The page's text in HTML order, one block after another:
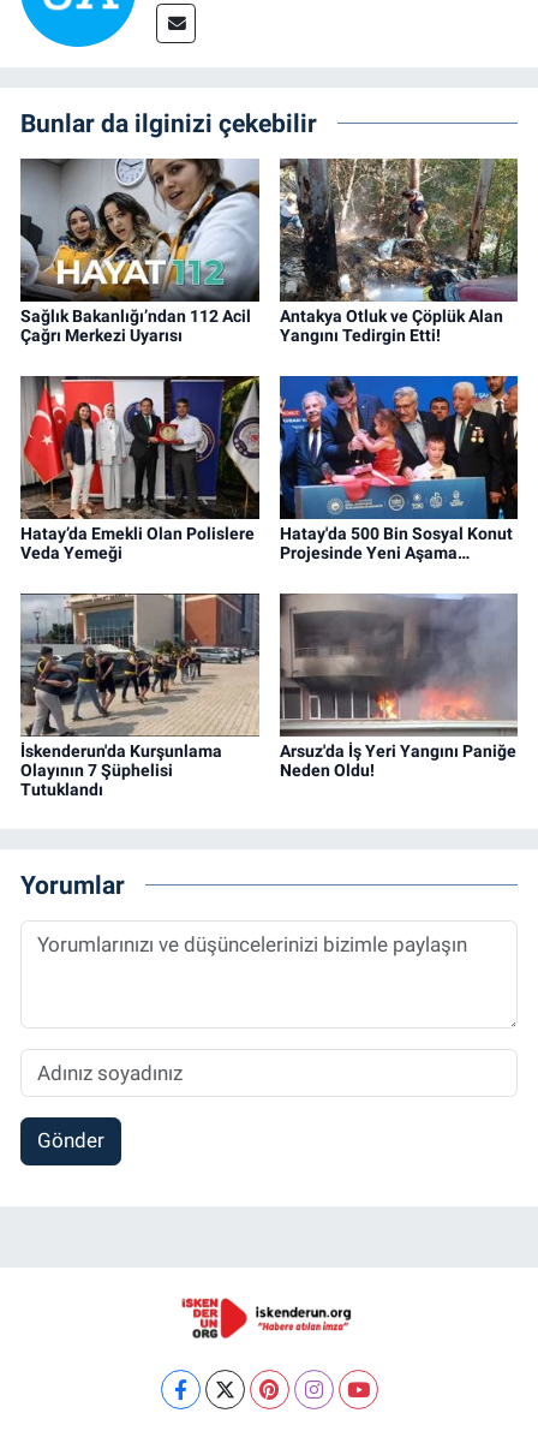
Bunlar da ilginizi çekebilir
Sağlık Bakanlığı’ndan 112 Acil
Çağrı Merkezi Uyarısı
Antakya Otluk ve Çöplük Alan
Yangını Tedirgin Etti!
Hatay’da Emekli Olan Polislere
Veda Yemeği
Hatay'da 500 Bin Sosyal Konut
Projesinde Yeni Aşama…
İskenderun'da Kurşunlama
Olayının 7 Şüphelisi
Tutuklandı
Arsuz'da İş Yeri Yangını Paniğe
Neden Oldu!
Yorumlar
Gönder